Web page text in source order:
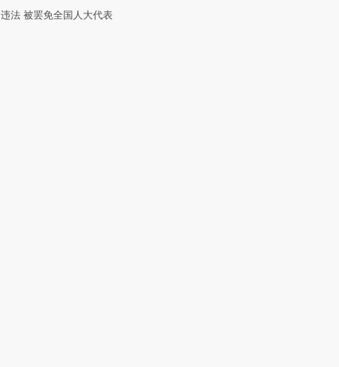
违法 被罢免全国人大代表